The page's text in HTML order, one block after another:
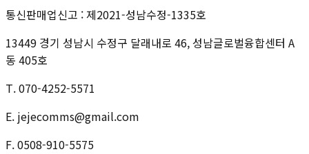
통신판매업신고 : 제2021-성남수정-1335호
13449 경기 성남시 수정구 달래내로 46, 성남글로벌융합센터 A
동 405호
T. 070-4252-5571
E. jejecomms@gmail.com
F. 0508-910-5575